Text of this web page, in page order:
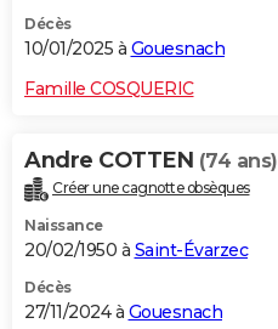
Décès
10/01/2025 à Gouesnach
Famille COSQUERIC
Andre COTTEN (74 ans)
Créer une cagnotte obsèques
Naissance
20/02/1950 à Saint-Évarzec
Décès
27/11/2024 à Gouesnach